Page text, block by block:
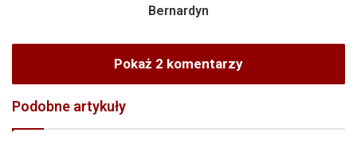
Bernardyn
Pokaż 2 komentarzy
Podobne artykuły